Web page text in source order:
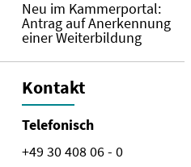
Neu im Kammerportal:
Antrag auf Anerkennung
einer Weiterbildung
Kontakt
Telefonisch
+49 30 408 06 - 0